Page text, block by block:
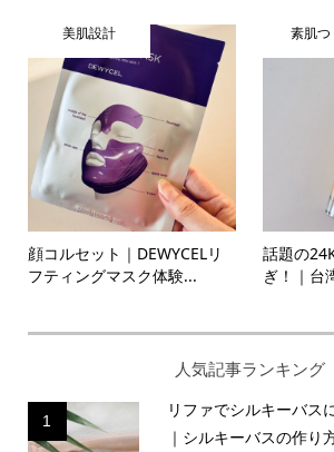
美肌設計
顔コルセット｜DEWYCELリ
フティングマスク体験...
素肌つ
話題の
ぎ！｜台
人気記事ランキング
1
リファでシルキーバス
｜シルキーバスの作り